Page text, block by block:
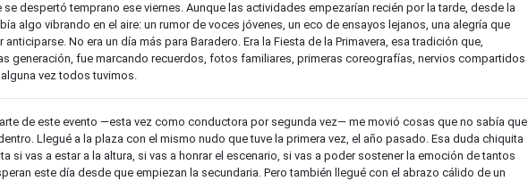
se despertó temprano ese viernes. Aunque las actividades empezarían recién por la tarde, desde la
algo vibrando en el aire: un rumor de voces jóvenes, un eco de ensayos lejanos, una alegría que
anticiparse. No era un día más para Baradero. Era la Fiesta de la Primavera, esa tradición que,
generación, fue marcando recuerdos, fotos familiares, primeras coreografías, nervios compartidos
vez todos tuvimos.
de este evento —esta vez como conductora por segunda vez— me movió cosas que no sabía que
Llegué a la plaza con el mismo nudo que tuve la primera vez, el año pasado. Esa duda chiquita
si vas a estar a la altura, si vas a honrar el escenario, si vas a poder sostener la emoción de tantos
este día desde que empiezan la secundaria. Pero también llegué con el abrazo cálido de un